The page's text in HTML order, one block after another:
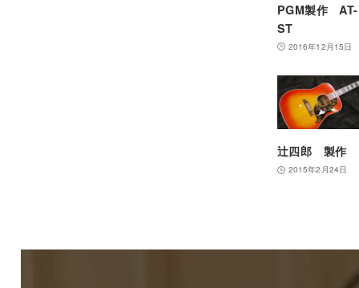
PGM製作 AT-
ST
2016年12月15日
辻四郎 製作
2015年2月24日